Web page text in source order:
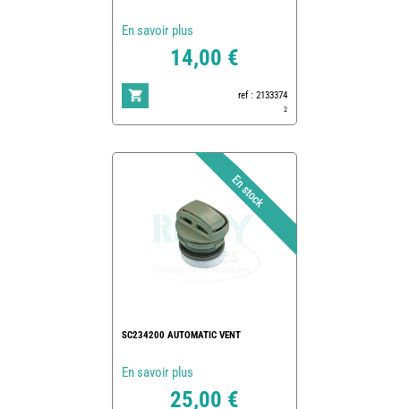
En savoir plus
14,00 €
ref : 2133374
2
SC234200 AUTOMATIC VENT
En savoir plus
25,00 €